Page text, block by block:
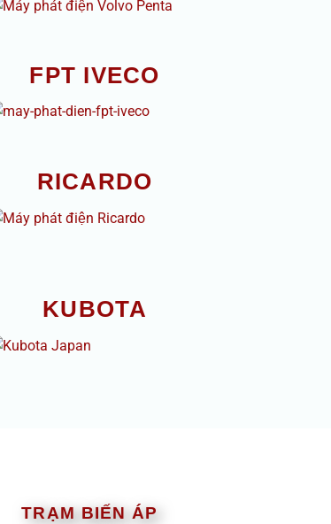
FPT IVECO
RICARDO
KUBOTA
TRẠM BIẾN ÁP